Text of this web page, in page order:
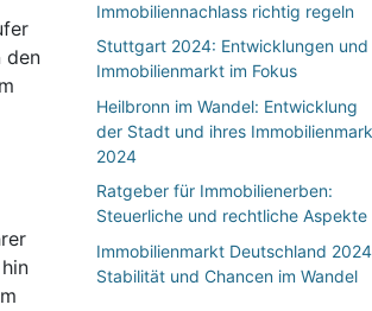
den
Immobiliennachlass richtig regeln
Stuttgart 2024: Entwicklungen und
Immobilienmarkt im Fokus
Heilbronn im Wandel: Entwicklung
der Stadt und ihres
2024
Ratgeber für Immobilienerben:
Steuerliche und rechtliche Aspekte
Immobilienmarkt Deutschland
Stabilität und Chancen im Wandel